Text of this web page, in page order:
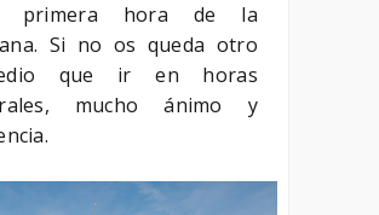
primera hora de la
Si no os queda otro
que ir en horas
mucho ánimo y